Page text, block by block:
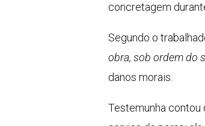
concretagem
Segundo o
obra, sob ordem do
danos morais.
Testemunha contou